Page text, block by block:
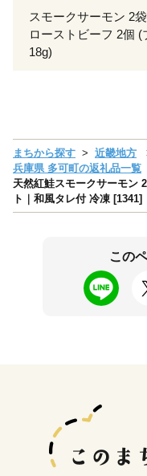
スモークサーモン 2
ローストビーフ 2個
18g)
まちから探す 近畿地方
兵庫県 多可町の返礼品一覧
天然紅鮭スモークサーモン
ト｜和風タレ付 冷凍 [1341]
この